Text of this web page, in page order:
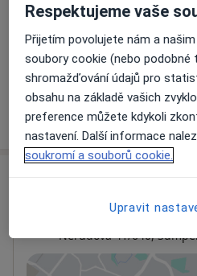
Ceník
Informace o službách a
Tento specialista ještě
svých
Šumperská
Nerudova 41/640,
Respektujeme vaše
Přijetím povolujete nám a
soubory cookie (nebo podobné
shromažďování údajů pro
obsahu na základě vašich
preference můžete kdykoli
nastavení. Další informace
soukromí a souborů cookie.
Upravit